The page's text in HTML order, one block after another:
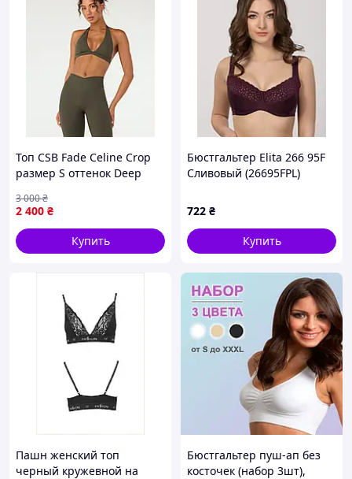
Топ CSB Fade Celine Crop
размер S оттенок Deep
2 400 ₴
3 000₴
Купить
Бюстгальтер Elita 266 95F
Сливовый (26695FPL)
722 ₴
Купить
Пашн женский топ
черный кружевной на
Бюстгальтер пуш-ап без
косточек (набор 3шт),